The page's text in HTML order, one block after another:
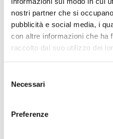
nostri partner che si
pubblicità e social media, i
con altre informazioni che ha
raccolto dal suo utilizzo dei
delNecessari
Preferenze